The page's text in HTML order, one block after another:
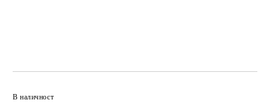
В наличност